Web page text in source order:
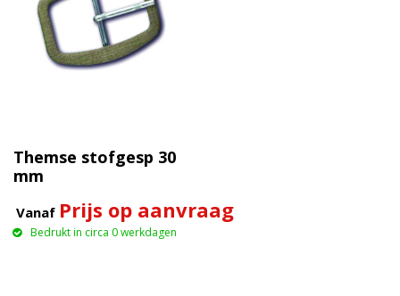
Themse stofgesp 30
mm
Vanaf Prijs op aanvraag
Bedrukt in circa 0 werkdagen